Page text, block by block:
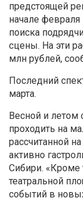
предстоящей
начале февраля
поиска
сцены. На эти
млн рублей,
Последний
марта.
Весной и
проходить на
рассчитанной
активно
Сибири. «Кроме
театральной
событий в